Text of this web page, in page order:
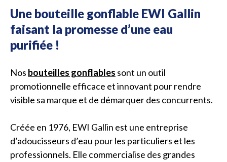
Une bouteille gonflable EWI Gallin
faisant la promesse d’une eau
purifiée !
Nos bouteilles gonflables sont un outil
promotionnelle efficace et innovant pour rendre
visible sa marque et de démarquer des concurrents.
Créée en 1976, EWI Gallin est une entreprise
d’adoucisseurs d’eau pour les particuliers et les
professionnels. Elle commercialise des grandes